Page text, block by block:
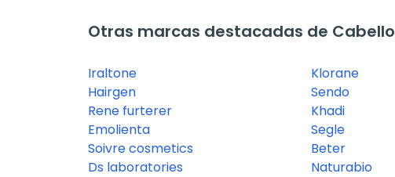
Otras marcas destacadas de Cabello
Iraltone
Hairgen
Rene furterer
Emolienta
Soivre cosmetics
Ds laboratories
Klorane
Sendo
Khadi
Segle
Beter
Naturabio